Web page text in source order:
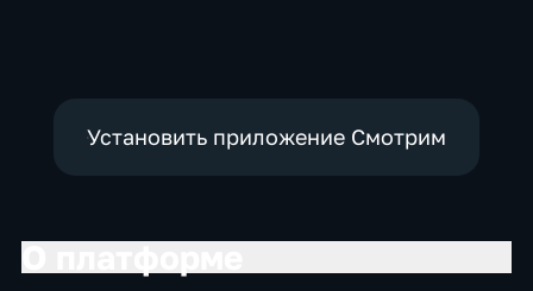
Установить приложение Смотрим